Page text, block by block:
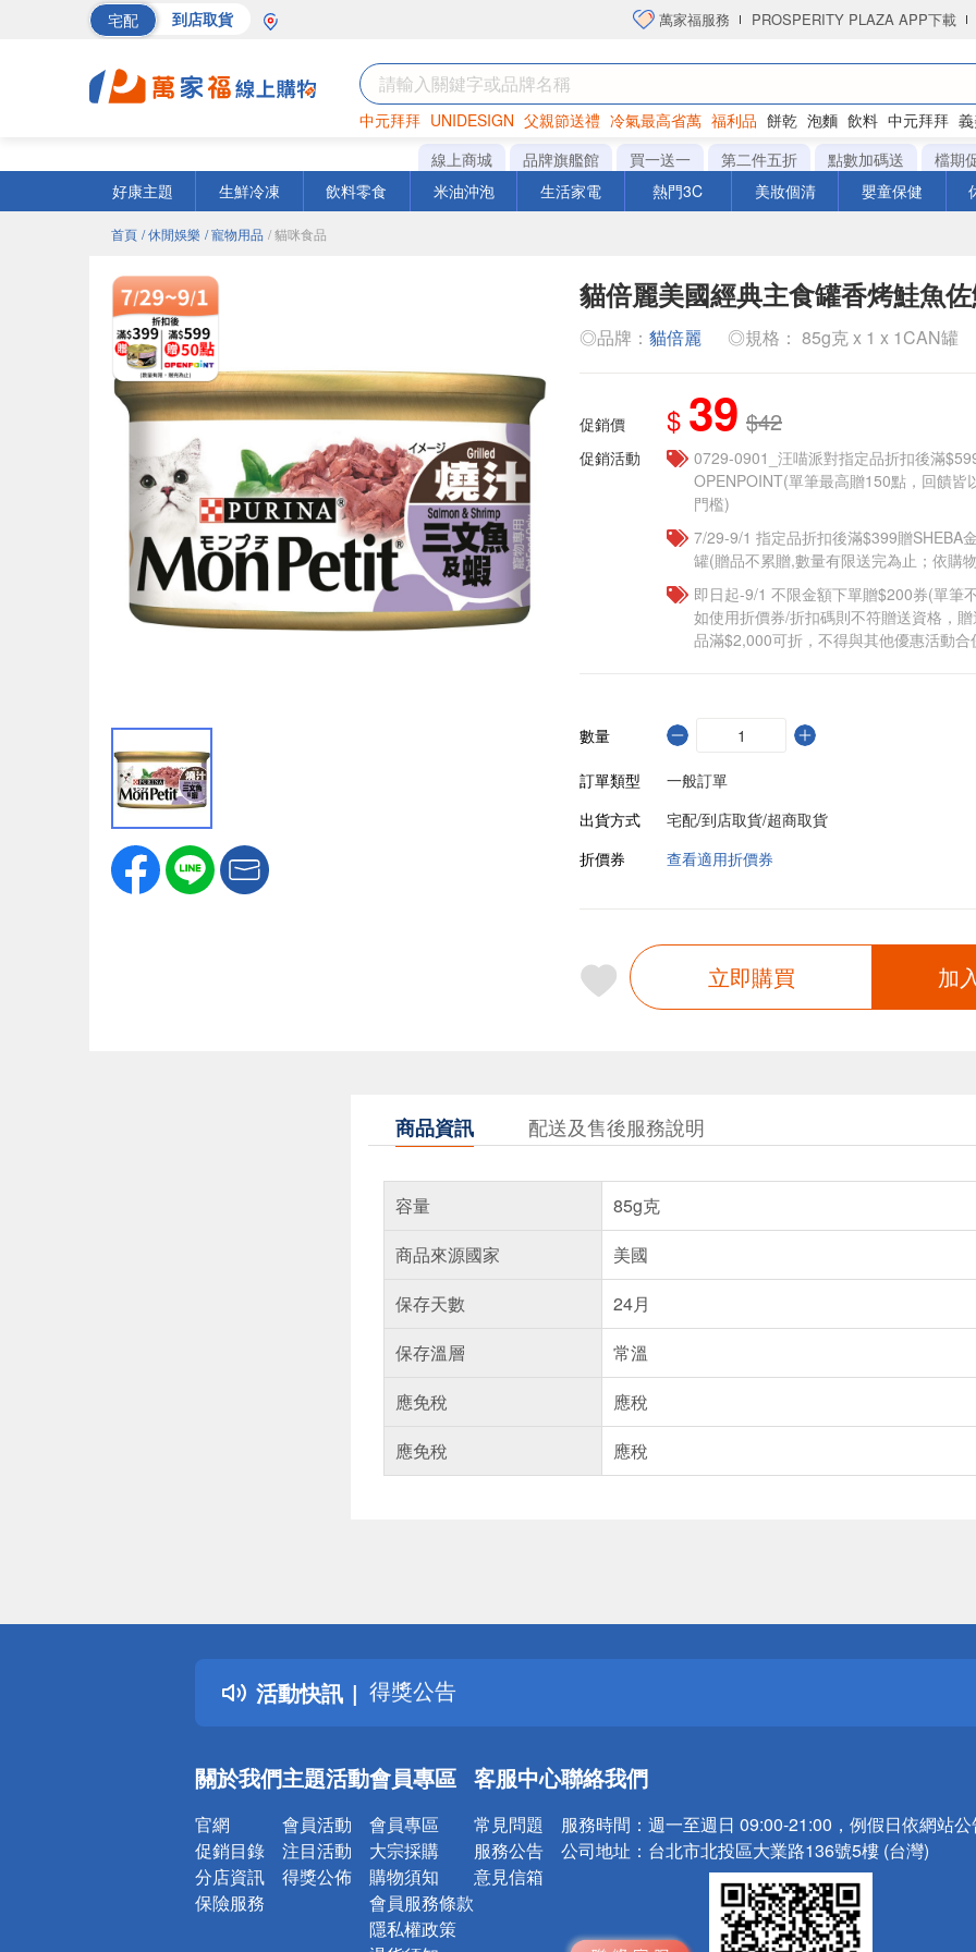
宅配 到店取貨 萬家福服務 PROSPERITY PLAZA APP下載
中元拜拜 UNIDESIGN 父親節送禮 冷氣最高省萬 福利品 餅乾 泡麵 飲料 中元拜拜
巧克力 罐頭 衛生紙
線上商城 品牌旗艦館 買一送一 第二件五折 點數加碼送
檔期
好康主題
生鮮冷凍 飲料零食 米油沖泡 生活家電 熱門3C 美妝個清 嬰童保健
首頁 / 休閒娛樂 / 寵物用品 / 貓咪食品
貓倍麗美國經典主食罐香烤鮭魚
◎品牌： 貓倍麗 ◎規格： 85g克 x 1 x 1CAN罐
促銷價 $ 39 $42
促銷活動
0729-0901_汪喵派對指定品折扣後滿
OPENPOINT(單筆最高贈150點，回饋皆
門檻)
7/29-9/1 指定品折扣後滿$399贈SHEBA
罐(贈品不累贈,數量有限送完為止；依購
即日起-9/1 不限金額下單贈$200券(單筆
如使用折價券/折扣碼則不符贈送資格，
品滿$2,000可折，不得與其他優惠活動合
數量
訂單類型
一般訂單
出貨方式
宅配/到店取貨/超商取貨
折價券
查看適用折價券
立即購買 加
商品資訊 配送及售後服務說明
容量
85g克
商品來源國家
美國
保存天數
24月
保存溫層
常溫
應免稅
應稅
應免稅
應稅
活動快訊
詐騙網頁！請小心！
得獎公告
熱門話題
銀行優惠
詐騙網頁！請小心！
關於我們
官網
促銷目錄
分店資訊
保險服務
主題活動
會員活動
注目活動
得獎公佈
會員專區
會員專區
大宗採購
購物須知
會員服務條款
隱私權政策
客服中心
常見問題
服務公告
意見信箱
聯絡我們
服務時間： 週一至週日 09:00-21:00，例假日依網站
公司地址： 台北市北投區大業路136號5樓 (台灣)